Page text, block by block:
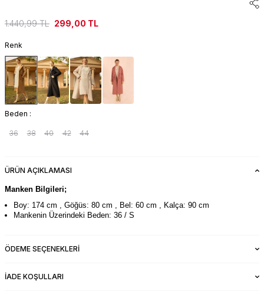
1.440,99TL 299,00 TL
Renk
Beden :
36 38 40 42 44
ÜRÜN AÇIKLAMASI
Manken Bilgileri;
Boy: 174 cm , Göğüs: 80 cm , Bel: 60 cm , Kalça: 90 cm
Mankenin Üzerindeki Beden: 36 / S
ÖDEME SEÇENEKLERI
İADE KOŞULLARI